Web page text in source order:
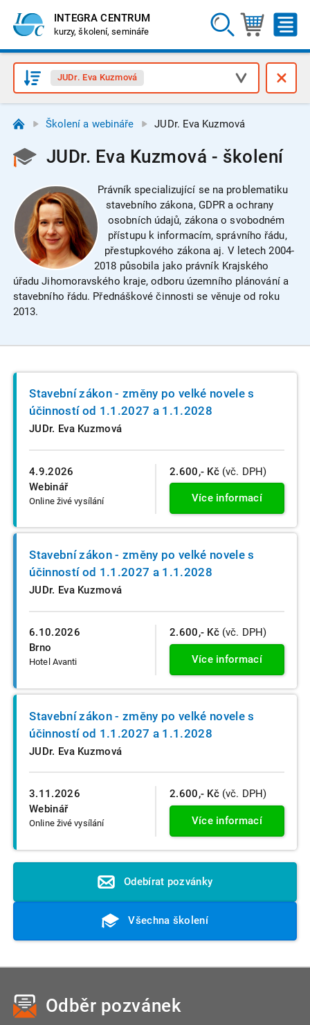
INTEGRA CENTRUM
kurzy, školení, semináře
JUDr. Eva Kuzmová
Školení a webináře JUDr. Eva Kuzmová
JUDr. Eva Kuzmová - školení
Právník specializující se na problematiku
stavebního zákona, GDPR a ochrany
osobních údajů, zákona o svobodném
přístupu k informacím, správního řádu,
přestupkového zákona aj. V letech 2004-
2018 působila jako právník Krajského
úřadu Jihomoravského kraje, odboru územního plánování a
stavebního řádu. Přednáškové činnosti se věnuje od roku
2013.
4.9.2026
Webinář
Online živé vysílání
Stavební zákon - změny po velké novele s
účinností od 1.1.2027 a 1.1.2028
JUDr. Eva Kuzmová
2.600,- Kč (vč. DPH)
Více informací
6.10.2026
Brno
Hotel Avanti
Stavební zákon - změny po velké novele s
účinností od 1.1.2027 a 1.1.2028
JUDr. Eva Kuzmová
2.600,- Kč (vč. DPH)
Více informací
3.11.2026
Webinář
Online živé vysílání
Stavební zákon - změny po velké novele s
účinností od 1.1.2027 a 1.1.2028
JUDr. Eva Kuzmová
2.600,- Kč (vč. DPH)
Více informací
Odebírat pozvánky
Všechna školení
Odběr pozvánek